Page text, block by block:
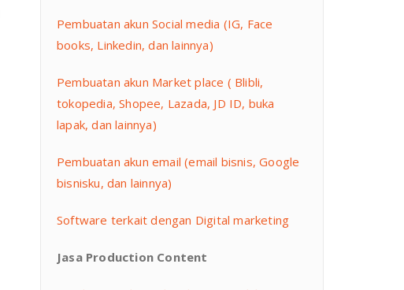
Pembuatan akun Social media (IG, Face
books, Linkedin, dan lainnya)
Pembuatan akun Market place ( Blibli,
tokopedia, Shopee, Lazada, JD ID, buka
lapak, dan lainnya)
Pembuatan akun email (email bisnis, Google
bisnisku, dan lainnya)
Software terkait dengan Digital marketing
Jasa Production Content